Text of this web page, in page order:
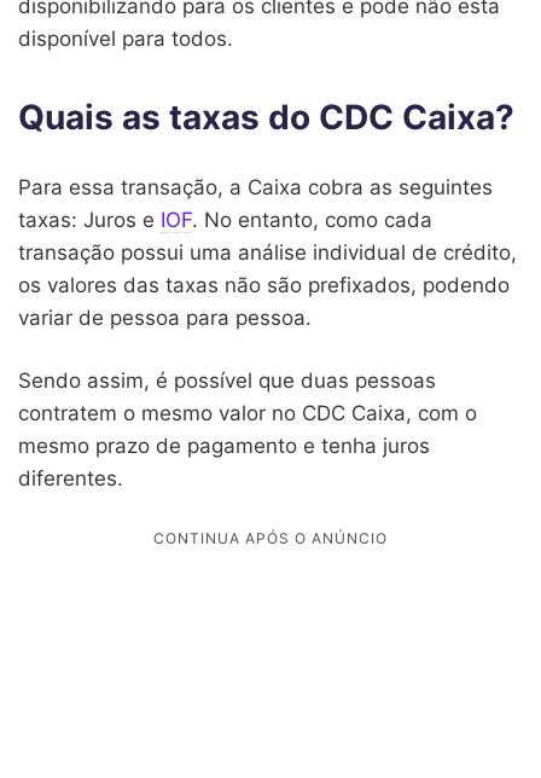
disponibilizando para os clientes e pode não esta
disponível para todos.
Quais as taxas do CDC Caixa?
Para essa transação, a Caixa cobra as seguintes
taxas: Juros e IOF. No entanto, como cada
transação possui uma análise individual de crédito,
os valores das taxas não são prefixados, podendo
variar de pessoa para pessoa.
Sendo assim, é possível que duas pessoas
contratem o mesmo valor no CDC Caixa, com o
mesmo prazo de pagamento e tenha juros
diferentes.